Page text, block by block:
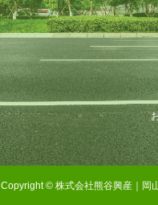
Copyright © 株式会社熊谷興産｜岡